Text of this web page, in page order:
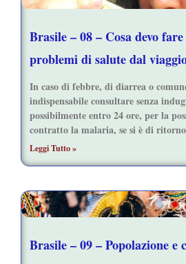
Brasile – 08 – Cosa devo
problemi di salute dal
In caso di febbre, di diarrea o
indispensabile consultare senza
possibilmente entro 24 ore, per la
contratto la malaria, se si è di
Leggi Tutto »
Brasile – 09 – Popolazione e